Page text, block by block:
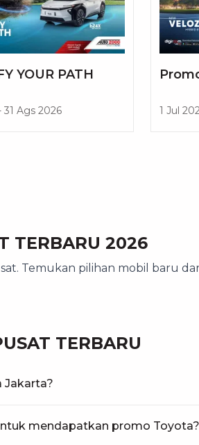
YOUR PATH
31 Ags 2026 1 Jul
TERBARU 2026
Temukan pilihan mobil baru
TERBARU
mendapatkan promo Toyota?